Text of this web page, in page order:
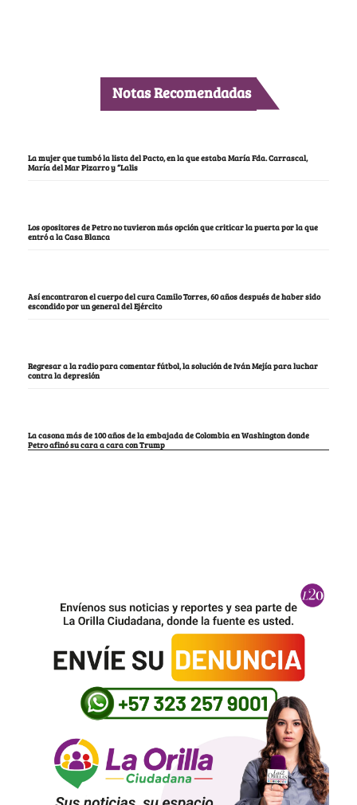
Notas Recomendadas
La mujer que tumbó la lista del Pacto, en la que estaba María Fda. Carrascal,
María del Mar Pizarro y “Lalis
Los opositores de Petro no tuvieron más opción que criticar la puerta por la que
entró a la Casa Blanca
Así encontraron el cuerpo del cura Camilo Torres, 60 años después de haber sido
escondido por un general del Ejército
Regresar a la radio para comentar fútbol, la solución de Iván Mejía para luchar
contra la depresión
La casona más de 100 años de la embajada de Colombia en Washington donde
Petro afinó su cara a cara con Trump